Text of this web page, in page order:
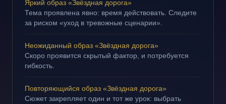
Яркий образ «Звёздная дорога»
Тема проявлена явно: время действовать. Следите
за риском «уход в тревожные сценарии».
Неожиданный образ «Звёздная дорога»
Скоро проявится скрытый фактор, и потребуется
гибкость.
Повторяющийся образ «Звёздная дорога»
Сюжет закрепляет один и тот же урок: выбрать